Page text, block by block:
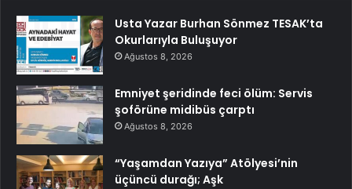
Usta Yazar Burhan Sönmez TESAK’ta
Okurlarıyla Buluşuyor
Ağustos 8, 2026
Emniyet şeridinde feci ölüm: Servis
şoförüne midibüs çarptı
Ağustos 8, 2026
“Yaşamdan Yazıya” Atölyesi’nin
üçüncü durağı; Aşk